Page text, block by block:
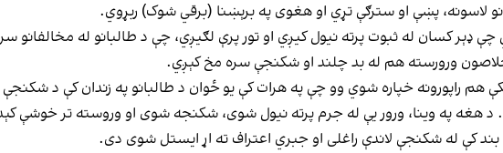
لاسونه، پښې او سترګې تړي او هغوی په برېښنا (برقي شوک) ربړوي.
ډېر کسان له ثبوت پرته نیول کیږي او تور پرې لګیږي، چې د طالبانو له مخالفانو
خلاصون ورورسته هم له بد چلند او شکنجې سره مخ کېږي.
هم راپورونه خپاره شوي وو چې په هرات کې یو ځوان د طالبانو په زندان کې د شکنجې
د هغه په وینا، ورور یې له جرم پرته نیول شوی، شکنجه شوی او وروسته تر خوشې
کې له شکنجې لاندې راغلی او جبري اعتراف ته اړ ایستل شوی دی.